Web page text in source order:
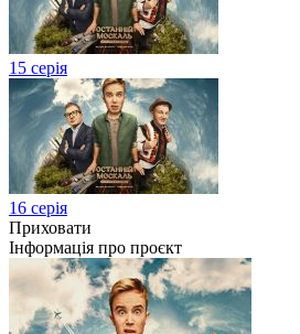
15 серія
16 серія
Приховати
Інформація про проєкт